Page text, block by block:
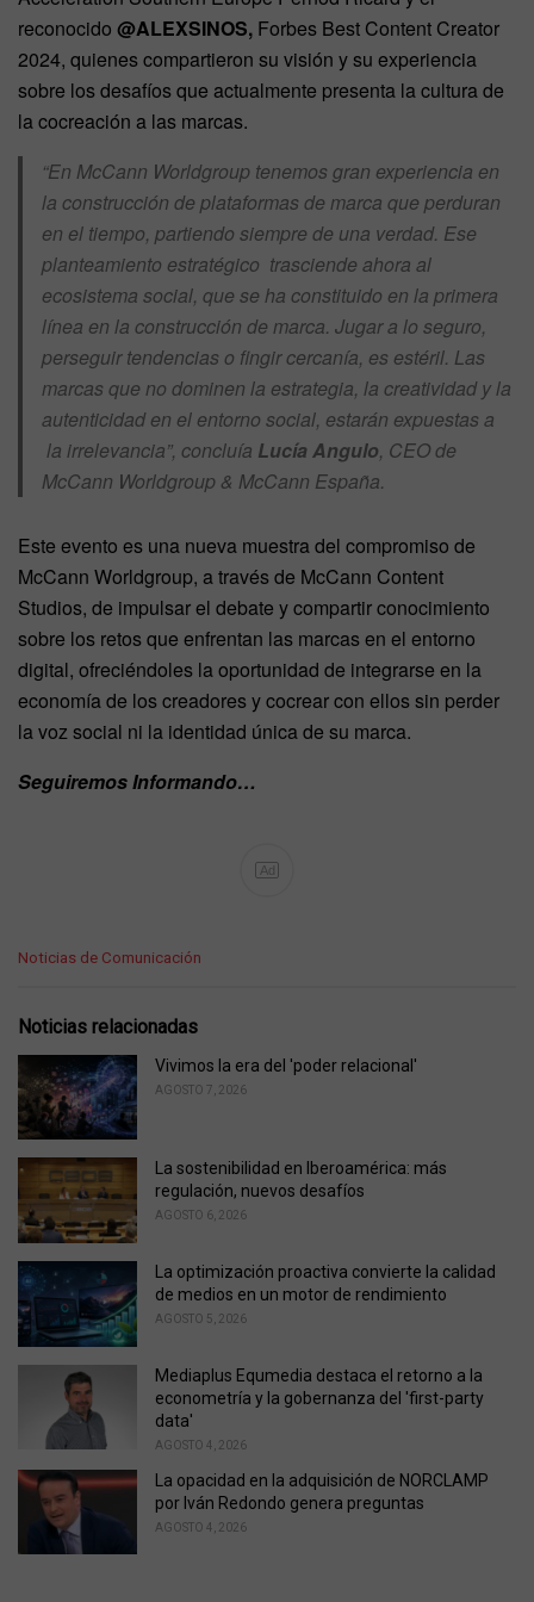
reconocido @ALEXSINOS, Forbes Best Content Creator
2024, quienes compartieron su visión y su experiencia
sobre los desafíos que actualmente presenta la cultura de
la cocreación a las marcas.
“En McCann Worldgroup tenemos gran experiencia en
la construcción de plataformas de marca que perduran
en el tiempo, partiendo siempre de una verdad. Ese
planteamiento estratégico trasciende ahora al
ecosistema social, que se ha constituido en la primera
línea en la construcción de marca. Jugar a lo seguro,
perseguir tendencias o fingir cercanía, es estéril. Las
marcas que no dominen la estrategia, la creatividad y la
autenticidad en el entorno social, estarán expuestas a
la irrelevancia”, concluía Lucía Angulo, CEO de
McCann Worldgroup & McCann España.
Este evento es una nueva muestra del compromiso de
McCann Worldgroup, a través de McCann Content
Studios, de impulsar el debate y compartir conocimiento
sobre los retos que enfrentan las marcas en el entorno
digital, ofreciéndoles la oportunidad de integrarse en la
economía de los creadores y cocrear con ellos sin perder
la voz social ni la identidad única de su marca.
Seguiremos Informando…
Ad
C
e
r
e
Noticias de Comunicación
Noticias relacionadas
Vivimos la era del 'poder relacional'
AGOSTO 7, 2026
La sostenibilidad en Iberoamérica: más
regulación, nuevos desafíos
AGOSTO 6, 2026
La optimización proactiva convierte la calidad
de medios en un motor de rendimiento
AGOSTO 5, 2026
Mediaplus Equmedia destaca el retorno a la
econometría y la gobernanza del 'first-party
data'
AGOSTO 4, 2026
La opacidad en la adquisición de NORCLAMP
por Iván Redondo genera preguntas
AGOSTO 4, 2026